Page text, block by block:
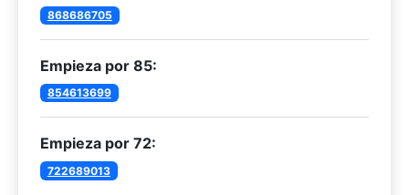
868686705
Empieza por 85:
854613699
Empieza por 72:
722689013